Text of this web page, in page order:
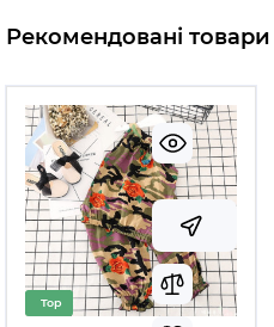
Рекомендовані товари
Top